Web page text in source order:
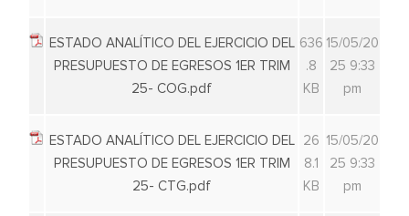
ESTADO ANALÍTICO DEL EJERCICIO DEL
PRESUPUESTO DE EGRESOS 1ER TRIM
25- COG.pdf
636
.8
KB
15/05/20
25 9:33
pm
ESTADO ANALÍTICO DEL EJERCICIO DEL
PRESUPUESTO DE EGRESOS 1ER TRIM
25- CTG.pdf
26
8.1
KB
15/05/20
25 9:33
pm